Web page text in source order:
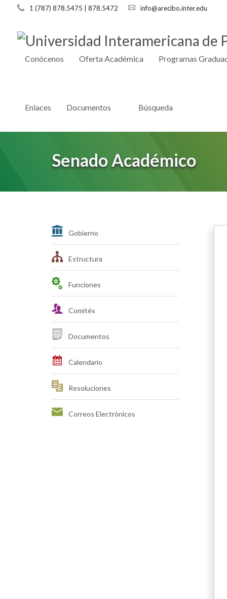
1 (787) 878.5475 | 878.5472 info@arecibo.inter.edu
Conócenos Oferta Académica Programas
Enlaces Documentos Búsqueda
Senado Académico
Gobierno
Estructura
Funciones
Comités
Documentos
Calendario
Resoluciones
Correos Electrónicos